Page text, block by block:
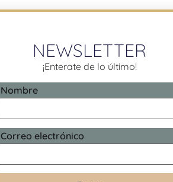
NEWSLETTER
¡Enterate de lo último!
Nombre
Correo electrónico